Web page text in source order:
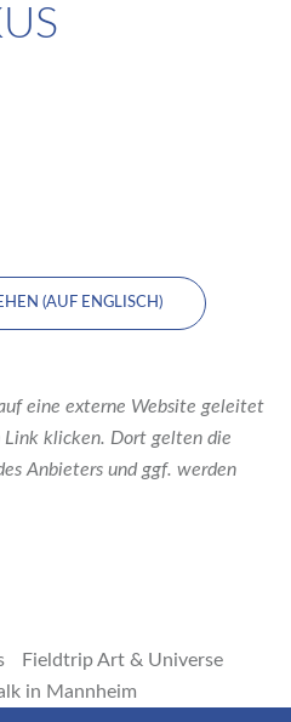
(AUF ENGLISCH)
eine externe Website geleitet
Link klicken. Dort gelten die
Anbieters und ggf. werden
Fieldtrip Art & Universe
in Mannheim